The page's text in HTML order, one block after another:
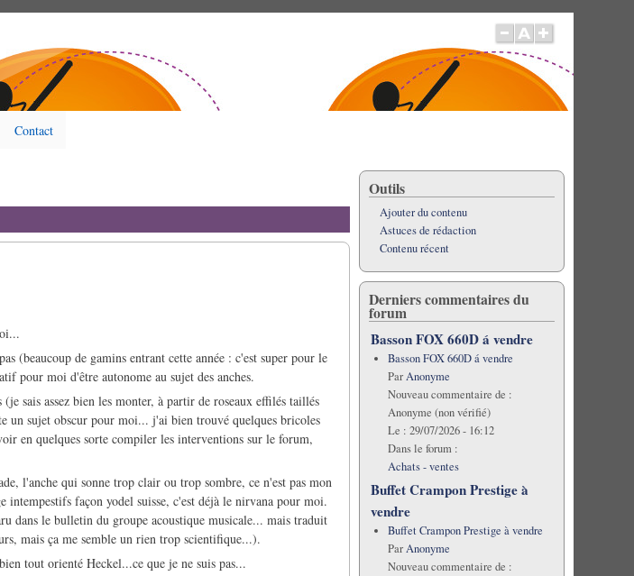
Contact
(beaucoup de gamins entrant cette année : c'est super pour le
pour moi d'être autonome au sujet des anches.
sais assez bien les monter, à partir de roseaux effilés taillés
un sujet obscur pour moi... j'ai bien trouvé quelques bricoles
en quelques sorte compiler les interventions sur le forum,
l'anche qui sonne trop clair ou trop sombre, ce n'est pas mon
intempestifs façon yodel suisse, c'est déjà le nirvana pour moi.
dans le bulletin du groupe acoustique musicale... mais traduit
mais ça me semble un rien trop scientifique...).
tout orienté Heckel...ce que je ne suis pas...
Outils
Ajouter du contenu
Astuces de rédaction
Contenu récent
Derniers commentaires du
forum
Basson FOX 660D á vendre
Basson FOX 660D á vendre
ParAnonyme
Nouveau commentaire de :
Anonyme (non vérifié)
Le : 29/07/2026 - 16:12
Dans le forum :
Achats - ventes
Buffet Crampon Prestige à
vendre
Buffet Crampon Prestige à vendre
ParAnonyme
Nouveau commentaire de :